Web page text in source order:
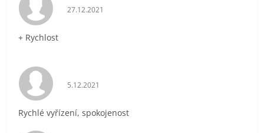
Hodnocení obchodu je 5 z 5 hvězdiček.
27.12.2021
+ Rychlost
Hodnocení obchodu je 5 z 5 hvězdiček.
5.12.2021
Rychlé vyřízení, spokojenost